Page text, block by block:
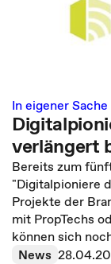
In eigener Sache
verlängert
Bereits zum
"Digitalpioniere
Projekte der
mit PropTechs
können sich
News